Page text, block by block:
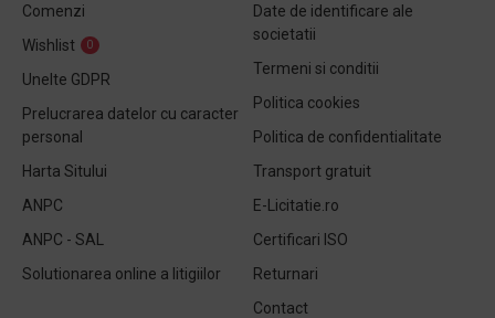
Comenzi
Wishlist
0
Unelte GDPR
Prelucrarea datelor cu caracter
personal
Harta Sitului
ANPC
ANPC - SAL
Solutionarea online a litigiilor
Date de identificare ale
societatii
Termeni si conditii
Politica cookies
Politica de confidentialitate
Transport gratuit
E-Licitatie.ro
Certificari ISO
Returnari
Contact